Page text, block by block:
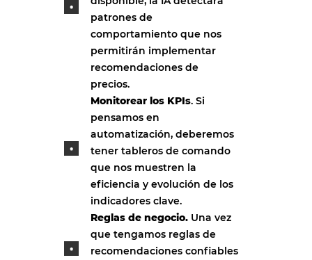
patrones de
comportamiento que nos
permitirán implementar
recomendaciones de
precios.
Monitorear los KPIs. Si
pensamos en
automatización, deberemos
tener tableros de comando
que nos muestren la
eficiencia y evolución de los
indicadores clave.
Reglas de negocio. Una vez
que tengamos reglas de
recomendaciones confiables